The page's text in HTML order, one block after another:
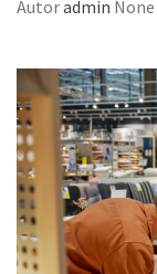
Autoradmin None